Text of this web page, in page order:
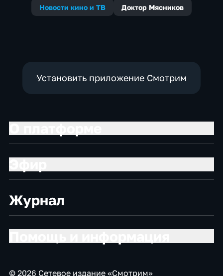
Новости кино и ТВ Доктор Мясников
Установить приложение Смотрим
Журнал
© 2026 Сетевое издание «Смотрим»